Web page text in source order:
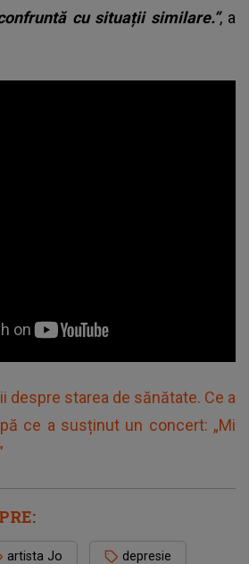
cu situații similare.”, a
despre starea de sănătate. Ce a
ce a susținut un concert: „Mi
artista Jo depresie